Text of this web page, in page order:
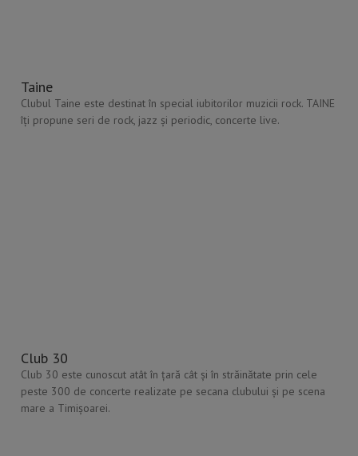
Taine
Clubul Taine este destinat în special iubitorilor muzicii rock. TAINE
îți propune seri de rock, jazz și periodic, concerte live.
Club 30
Club 30 este cunoscut atât în țară cât și în străinătate prin cele
peste 300 de concerte realizate pe secana clubului și pe scena
mare a Timișoarei.